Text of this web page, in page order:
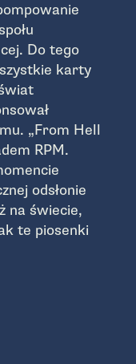
Do tego
karty
„From Hell
RPM.
odsłonie
na świecie,
te piosenki